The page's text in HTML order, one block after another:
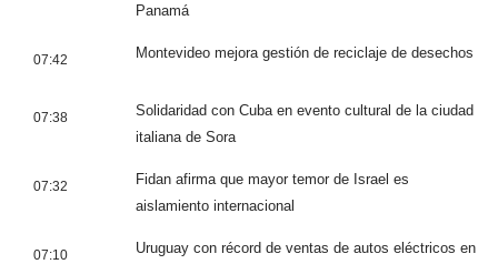
Panamá
07:42 Montevideo mejora gestión de reciclaje de desechos
07:38
Solidaridad con Cuba en evento cultural de la ciudad
italiana de Sora
07:32
Fidan afirma que mayor temor de Israel es
aislamiento internacional
07:10
Uruguay con récord de ventas de autos eléctricos en